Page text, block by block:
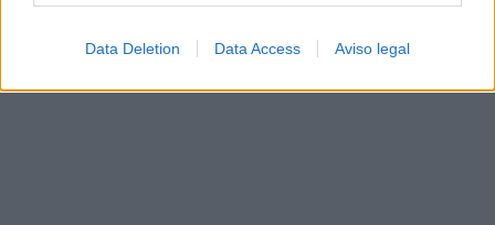
Data Deletion Data Access Aviso legal